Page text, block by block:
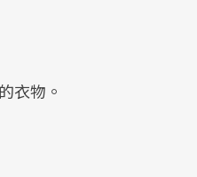
衣物。